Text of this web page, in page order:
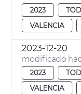
2023
VALENCIA
2023-12-20
modificado
2023
VALENCIA